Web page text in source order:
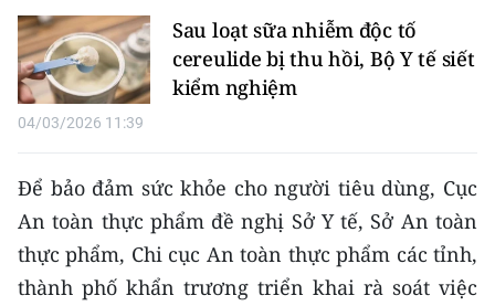
Media Khoa học - Công nghệ
Media Môi trường
Ảnh
TIN MỚI
TIN ĐỊA PHƯƠNG
Sau loạt sữa nhiễm độc tố
cereulide bị thu hồi, Bộ Y tế siết
kiểm nghiệm
04/03/2026 11:39
Để bảo đảm sức khỏe cho người tiêu dùng, Cục
An toàn thực phẩm đề nghị Sở Y tế, Sở An toàn
thực phẩm, Chi cục An toàn thực phẩm các tỉnh,
thành phố khẩn trương triển khai rà soát việc